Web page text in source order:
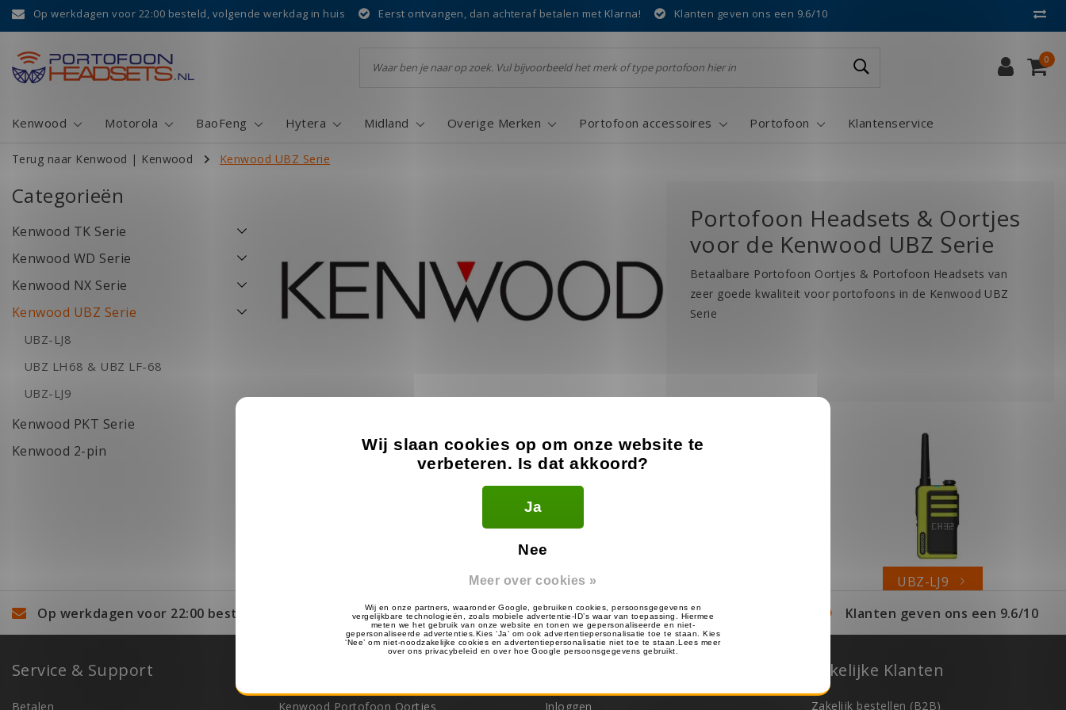
Op werkdagen voor 22:00 besteld, volgende werkdag in huis Eerst ontvangen, dan achteraf betalen met Klarna! Klanten geven ons een 9.6/10
0
Kenwood Motorola BaoFeng Hytera Midland Overige Merken Portofoon accessoires Portofoon Klantenservice
Terug naar Kenwood | Kenwood Kenwood UBZ Serie
Categorieën
Kenwood TK Serie
Kenwood WD Serie
Kenwood NX Serie
Kenwood UBZ Serie
UBZ-LJ8
UBZ LH68 & UBZ LF-68
UBZ-LJ9
Kenwood PKT Serie
Kenwood 2-pin
Portofoon Headsets & Oortjes
voor de Kenwood UBZ Serie
Betaalbare Portofoon Oortjes & Portofoon Headsets van
zeer goede kwaliteit voor portofoons in de Kenwood UBZ
Serie
UBZ LH68 & UBZ LF-68
UBZ-LJ9
Op werkdagen voor 22:00 besteld, volgende werkdag in huis
Eerst ontvangen, dan achteraf betalen met Klarna! Klanten geven ons een 9.6/10
Service & Support
Betalen Kenwood Portofoon Oortjes Inloggen
Zakelijke Klanten
Zakelijk bestellen (B2B)
Wij slaan cookies op om onze website te
verbeteren. Is dat akkoord?
Ja
Nee
Meer over cookies »